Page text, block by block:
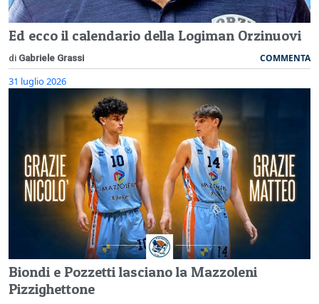
Ed ecco il calendario della Logiman Orzinuovi
di Gabriele Grassi COMMENTA
31 luglio 2026
Biondi e Pozzetti lasciano la Mazzoleni
Pizzighettone